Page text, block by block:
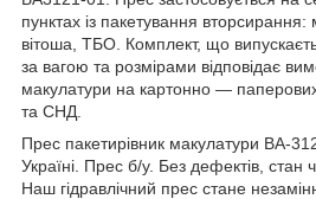
пунктах із пакетування вторсирання:
вітоша, ТБО. Комплект, що
за вагою та розмірами відповідає
макулатури на картонно —
та СНД.
Прес пакетирівник макулатури BA-
Україні. Прес б/у. Без дефектів, стан
Наш гідравлічний прес стане